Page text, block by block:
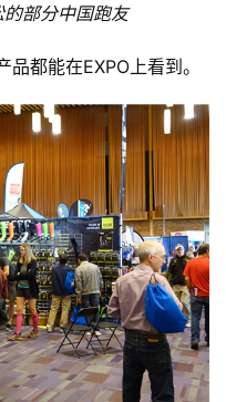
部分中国跑友
都能在EXPO上看到。